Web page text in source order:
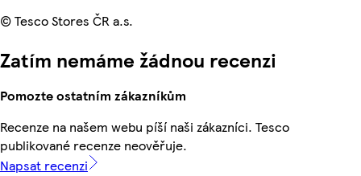
© Tesco Stores ČR a.s.
Zatím nemáme žádnou recenzi
Pomozte ostatním zákazníkům
Recenze na našem webu píší naši zákazníci. Tesco
publikované recenze neověřuje.
Napsat recenzi